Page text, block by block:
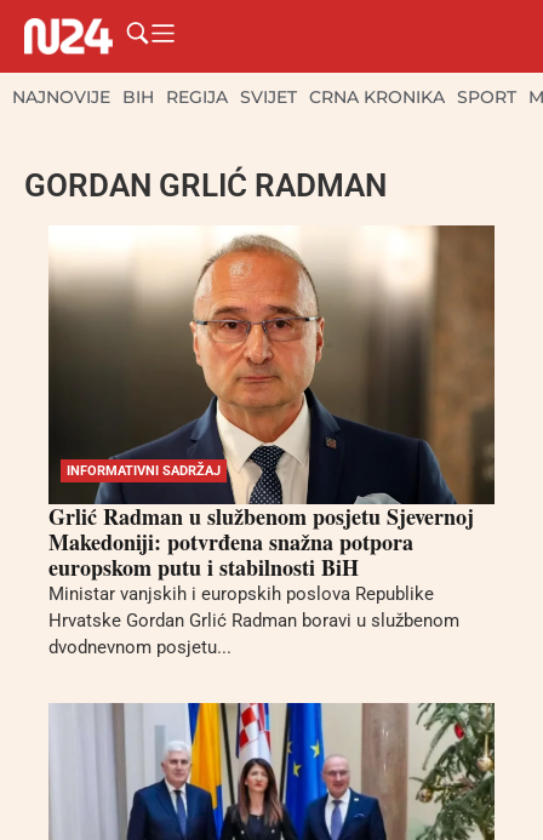
NAJNOVIJE BIH REGIJA SVIJET CRNA KRONIKA SPORT
GORDAN GRLIĆ RADMAN
INFORMATIVNI SADRŽAJ
Grlić Radman u službenom posjetu Sjevernoj
Makedoniji: potvrđena snažna potpora
europskom putu i stabilnosti BiH
Ministar vanjskih i europskih poslova Republike
Hrvatske Gordan Grlić Radman boravi u službenom
dvodnevnom posjetu...